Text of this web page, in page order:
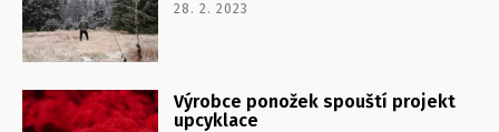
28. 2. 2023
Výrobce ponožek spouští projekt
upcyklace